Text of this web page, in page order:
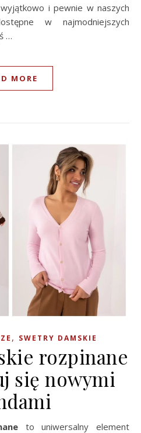
i pewnie w naszych
w najmodniejszych
…
MORE
, SWETRY DAMSKIE
rozpinane
się nowymi
to uniwersalny element